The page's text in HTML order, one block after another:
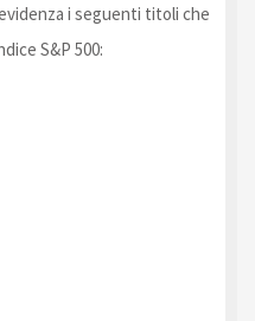
i seguenti titoli che
S&P 500: